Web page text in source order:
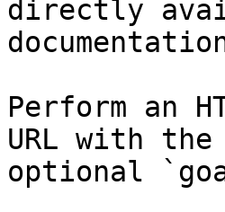
directly
Perform an
URL with
optional